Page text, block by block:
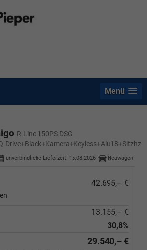
Menü
R-Line 150PS DSG
unverbindliche Lieferzeit: 15.08.2026 Neuwagen
42.695,– €
13.155,– €
30,8%
29.540,– €